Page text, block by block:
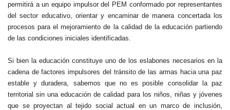
permitirá a un equipo impulsor del PEM conformado por representantes
del sector educativo, orientar y encaminar de manera concertada los
procesos para el mejoramiento de la calidad de la educación partiendo
de las condiciones iniciales identificadas.
Si bien la educación constituye uno de los eslabones necesarios en la
cadena de factores impulsores del tránsito de las armas hacia una paz
estable y duradera, sabemos que no es posible consolidar la paz
territorial sin una educación de calidad para los niños, niñas y jóvenes
que se proyectan al tejido social actual en un marco de inclusión,